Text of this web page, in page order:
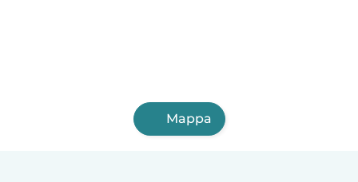
Mappa